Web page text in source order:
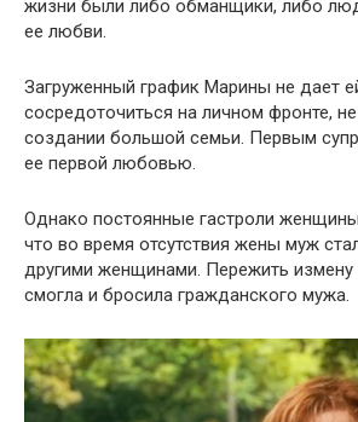
жизни были либо обманщики, либо
ее любви.
Загруженный график Марины не дает
сосредоточиться на личном фронте,
создании большой семьи. Первым
ее первой любовью.
Однако постоянные гастроли
что во время отсутствия жены муж
другими женщинами. Пережить измену
смогла и бросила гражданского мужа.